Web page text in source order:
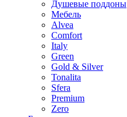
Душевые поддоны
Мебель
Alvea
Comfort
Italy
Green
Gold & Silver
Tonalita
Sfera
Premium
Zero